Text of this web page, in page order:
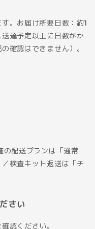
。お届け所要日数：約1
達予定以上に日数がか
確認はできません）。
配送プランは「通常
検査キット返送は「チ
さい
認ください。